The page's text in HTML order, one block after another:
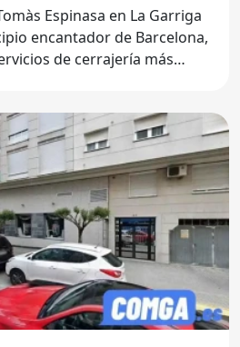
Espinasa en La Garriga
encantador de Barcelona,
de cerrajería más